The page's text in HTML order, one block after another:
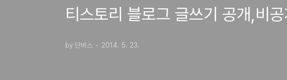
티스토리 블로그 글쓰기 공개,비
by 단비스 2014. 5. 23.